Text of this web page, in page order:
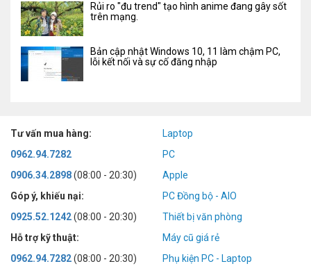
Rủi ro "đu trend" tạo hình anime đang gây sốt
trên mạng.
Bản cập nhật Windows 10, 11 làm chậm PC,
lỗi kết nối và sự cố đăng nhập
Tư vấn mua hàng:
0962.94.7282
0906.34.2898(08:00 - 20:30)
Góp ý, khiếu nại:
0925.52.1242(08:00 - 20:30)
Hỗ trợ kỹ thuật:
0962.94.7282(08:00 - 20:30)
Laptop
PC
Apple
PC Đồng bộ - AIO
Thiết bị văn phòng
Máy cũ giá rẻ
Phụ kiện PC - Laptop